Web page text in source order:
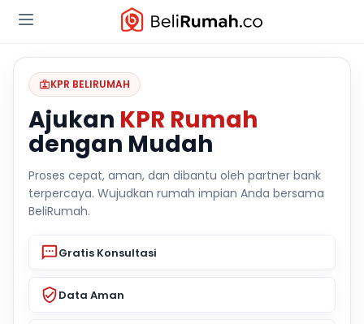
KPR BELIRUMAH
Ajukan KPR Rumah
dengan Mudah
Proses cepat, aman, dan dibantu oleh partner bank
terpercaya. Wujudkan rumah impian Anda bersama
BeliRumah.
Gratis Konsultasi
Data Aman